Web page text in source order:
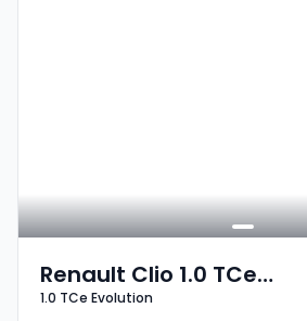
Renault Clio 1.0 TCe
Evolution
1.0 TCe Evolution